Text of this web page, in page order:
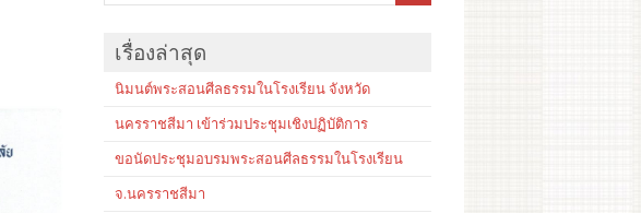
เรื่องล่าสุด
นิมนต์พระสอนศีลธรรมในโรงเรียน จังหวัด
นครราชสีมา เข้าร่วมประชุมเชิงปฏิบัติการ
ขอนัดประชุมอบรมพระสอนศีลธรรมในโรงเรียน
จ.นครราชสีมา